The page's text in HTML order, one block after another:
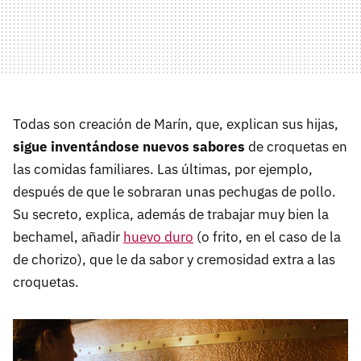
Todas son creación de Marín, que, explican sus hijas,
sigue inventándose nuevos sabores de croquetas en
las comidas familiares. Las últimas, por ejemplo,
después de que le sobraran unas pechugas de pollo.
Su secreto, explica, además de trabajar muy bien la
bechamel, añadir huevo duro (o frito, en el caso de la
de chorizo), que le da sabor y cremosidad extra a las
croquetas.